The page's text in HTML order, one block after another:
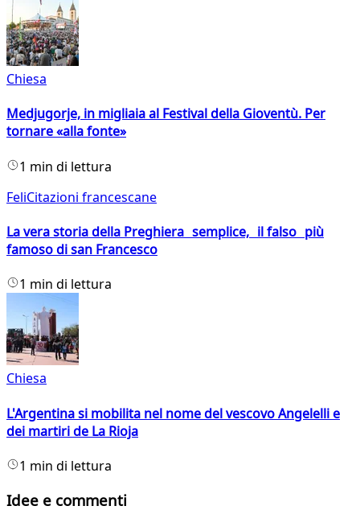
Chiesa
Medjugorje, in migliaia al Festival della Gioventù. Per
tornare «alla fonte»
1 min di lettura
FeliCitazioni francescane
La vera storia della Preghiera semplice, il falso più
famoso di san Francesco
1 min di lettura
Chiesa
L'Argentina si mobilita nel nome del vescovo Angelelli e
dei martiri de La Rioja
1 min di lettura
Idee e commenti